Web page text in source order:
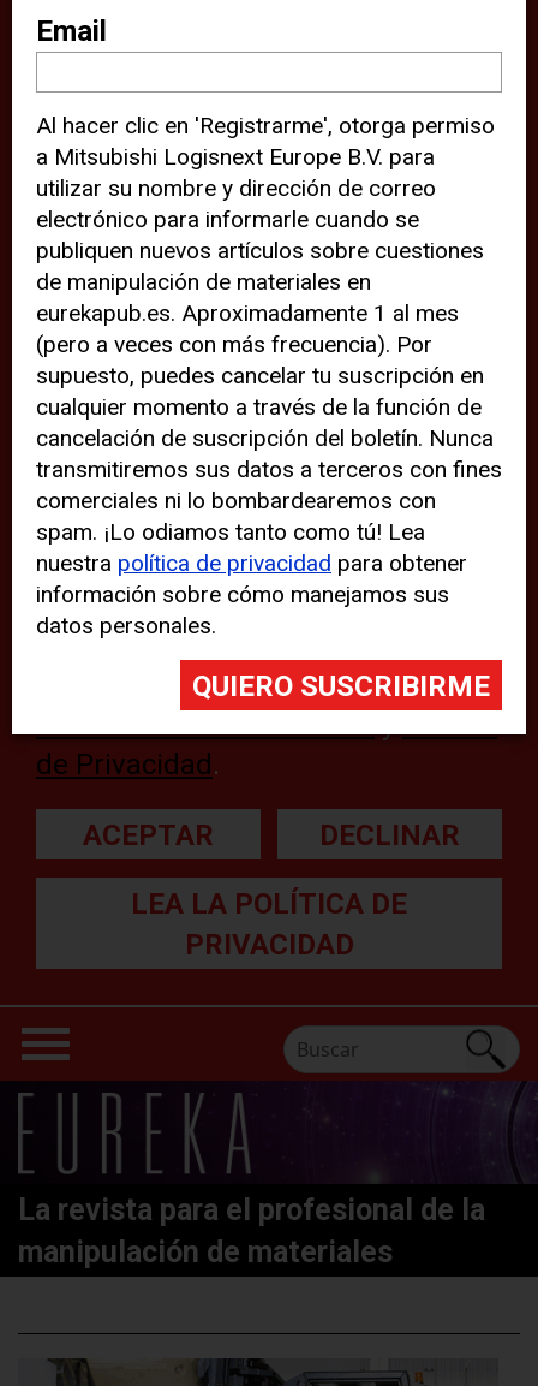
sitio web (por ejemplo, ofreciéndole
información de ubicación). Estas
terceras partes también definen
cookies en su dispositivo y pueden
rastrear su comportamiento en
internet. Al hacer clic en “Aceptar”,
significa que está de acuerdo con el
uso de cookies analíticas y de
terceros para tener una experiencia
óptima en nuestro sitio web. Si
elige “Declinar” el uso de cookies
analíticas y de terceros, evitará que
terceras partes rastreen su
comportamiento en nuestro sitio
web, aunque pueden aparecer
problemas técnicos con el sitio
web. Para obtener más
información, lea nuestra
de Privacidad .
ACEPTAR DECLINAR
LEA LA POLÍTICA DE
PRIVACIDAD
La revista para el profesional de la
manipulación de materiales
Email
Al hacer clic en 'Registrarme', otorga permiso
a Mitsubishi Logisnext Europe B.V. para
utilizar su nombre y dirección de correo
electrónico para informarle cuando se
publiquen nuevos artículos sobre cuestiones
de manipulación de materiales en
eurekapub.es. Aproximadamente 1 al mes
(pero a veces con más frecuencia). Por
supuesto, puedes cancelar tu suscripción en
cualquier momento a través de la función de
cancelación de suscripción del boletín. Nunca
transmitiremos sus datos a terceros con fines
comerciales ni lo bombardearemos con
spam. ¡Lo odiamos tanto como tú! Lea
nuestra política de privacidad para obtener
información sobre cómo manejamos sus
datos personales.